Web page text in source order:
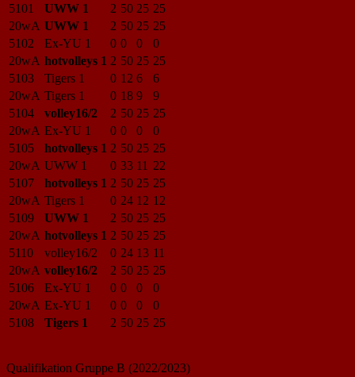
5101
UWW 1 2 50 25 25
20wA UWW 1 2 50 25 25
5102
Ex-YU 1 0 0 0
0
20wA hotvolleys 1 2 50 25 25
5103
Tigers 1 0 12 6
6
20wA Tigers 1 0 18 9
9
5104
volley16/2 2 50 25 25
20wA Ex-YU 1 0 0 0
0
5105
hotvolleys 1 2 50 25 25
20wA UWW 1 0 33 11 22
5107
hotvolleys 1 2 50 25 25
20wA Tigers 1 0 24 12 12
5109
UWW 1 2 50 25 25
20wA hotvolleys 1 2 50 25 25
5110
volley16/2 0 24 13 11
20wA volley16/2 2 50 25 25
5106
Ex-YU 1 0 0 0
0
20wA Ex-YU 1 0 0 0
0
5108
Tigers 1 2 50 25 25
Qualifikation Gruppe B (2022/2023)